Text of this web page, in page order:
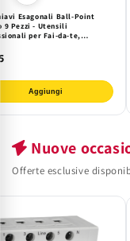
Esagonali Ball-Point
9 Pezzi - Utensili
per Fai-da-te,
Aggiungi
Nuove
Offerte esclusive